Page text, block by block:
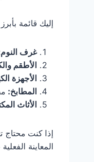
إليك قائمة
غرف
الأطقم
الأجهزة
المطابخ:
الأثاث
إذا كنت
المعاينة